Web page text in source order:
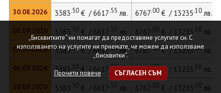
30.08.2026
05.09.2026
3383.50€ / 6617.55 лв. 6767.00€ / 13235.10лв.
3383.50€ / 6617.55 лв. 6767.00€ / 13235.10лв.
3383.50€ / 6617.55лв. 6767.00€ / 13235.10лв.
3383.50€ / 6617.55лв. 6767.00€ / 13235.10лв.
3383.50€ / 6617.55 лв. 6767.00€ / 13235.10лв.
„Бисквитките“ ни помагат да предоставяме услугите си. С
използването на услугите ни приемате, че можем да използваме
„бисквитки“.
Прочети повече СЪГЛАСЕН СЪМ